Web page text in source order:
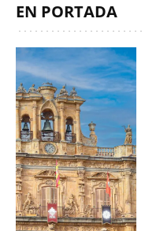
EN PORTADA